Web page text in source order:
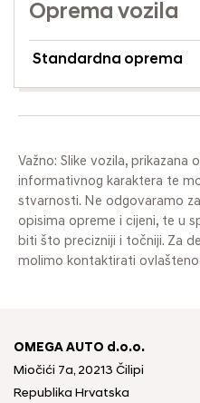
Oprema vozila
Standardna oprema
Važno: Slike vozila, prikazana
informativnog karaktera te
stvarnosti. Ne odgovaramo
opisima opreme i cijeni, te u
biti što precizniji i točniji. Za
molimo kontaktirati
OMEGA AUTO d.o.o.
Miočići 7a, 20213 Čilipi
Republika Hrvatska